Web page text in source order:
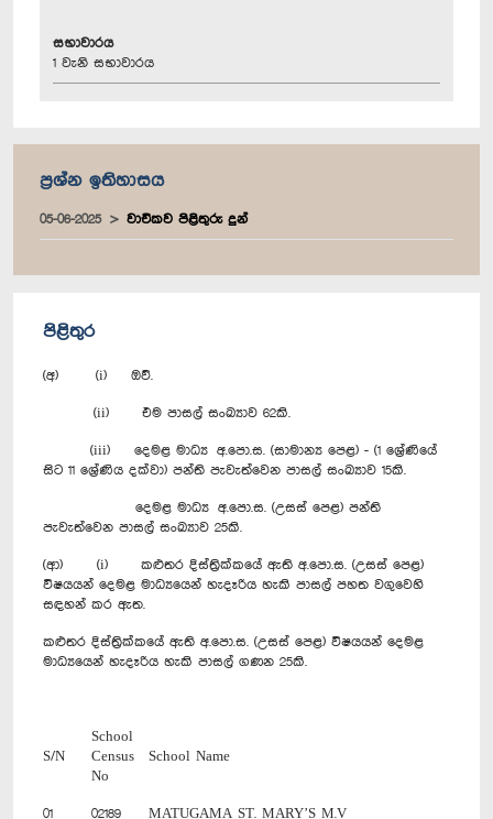
සභාවාරය
1 වැනි සභාවාරය
ප්‍රශ්න ඉතිහාසය
05-06-2025 වාචිකව පිළිතුරු දුන්
පිළිතුර
(අ) (i) ඔව්.
(ii) එම පාසල් සංඛ්‍යාව 62කි.
(iii) දෙමළ මාධ්‍ය අ.පො.ස. (සාමාන්‍ය පෙළ) - (1 ශ්‍රේණියේ
සිට 11 ශ්‍රේණිය දක්වා) පන්ති පැවැත්වෙන පාසල් සංඛ්‍යාව 15කි.
දෙමළ මාධ්‍ය අ.පො.ස. (උසස් පෙළ) පන්ති
පැවැත්වෙන පාසල් සංඛ්‍යාව 25කි.
(ආ) (i) කළුතර දිස්ත්‍රික්කයේ ඇති අ.පො.ස. (උසස් පෙළ)
විෂයයන් දෙමළ මාධ්‍යයෙන් හැදෑරිය හැකි පාසල් පහත වගුවෙහි
සඳහන් කර ඇත.
කළුතර දිස්ත්‍රික්කයේ ඇති අ.පො.ස. (උසස් පෙළ) විෂයයන් දෙමළ
මාධ්‍යයෙන් හැදෑරිය හැකි පාසල් ගණන 25කි.
S/N
School
Census
No
School Name
01 02189 MATUGAMA ST. MARY’S M.V